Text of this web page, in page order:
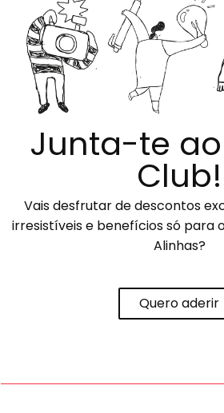
Junta-te
Club!
Vais desfrutar de descontos
irresistíveis e benefícios só para
Alinhas?
Quero aderir